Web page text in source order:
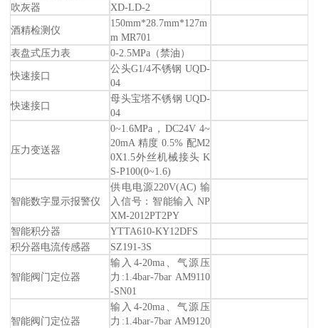
吹灰器
XD-LD-2
酒精检测仪
150mm*28.7mm*127m
m MR701
表盘式压力表
0-2.5MPa（禁油）
快速接口
公头G1/4不锈钢 UQD-
04
快速接口
母头宝塔不锈钢 UQD-
04
压力变送器
0~1.6MPa，DC24V 4~
20mA 精度 0.5% 配M2
0X1.5外丝机械接头 K
S-P100(0~1.6)
智能数字显示报警仪
供电电源220V(AC) 输
入信号：智能输入 NP
XM-2012PT2PY
智能积分器
YTTA610-KY12DFS
积分器电流传感器
SZ191-3S
智能阀门定位器
输入4-20ma、气源压
力:1.4bar-7bar AM9110
-SN01
智能阀门定位器
输入4-20ma、气源压
力:1.4bar-7bar AM9120